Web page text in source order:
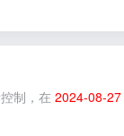
制，在 2024-08-27